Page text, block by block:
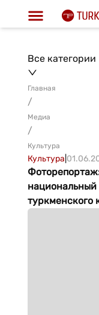
Все категории
Главная
/
Медиа
/
Культура
Культура
туркменского